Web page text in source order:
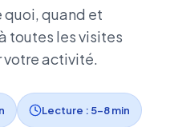
quand et
toutes les visites
activité.
Lecture : 5-8 min